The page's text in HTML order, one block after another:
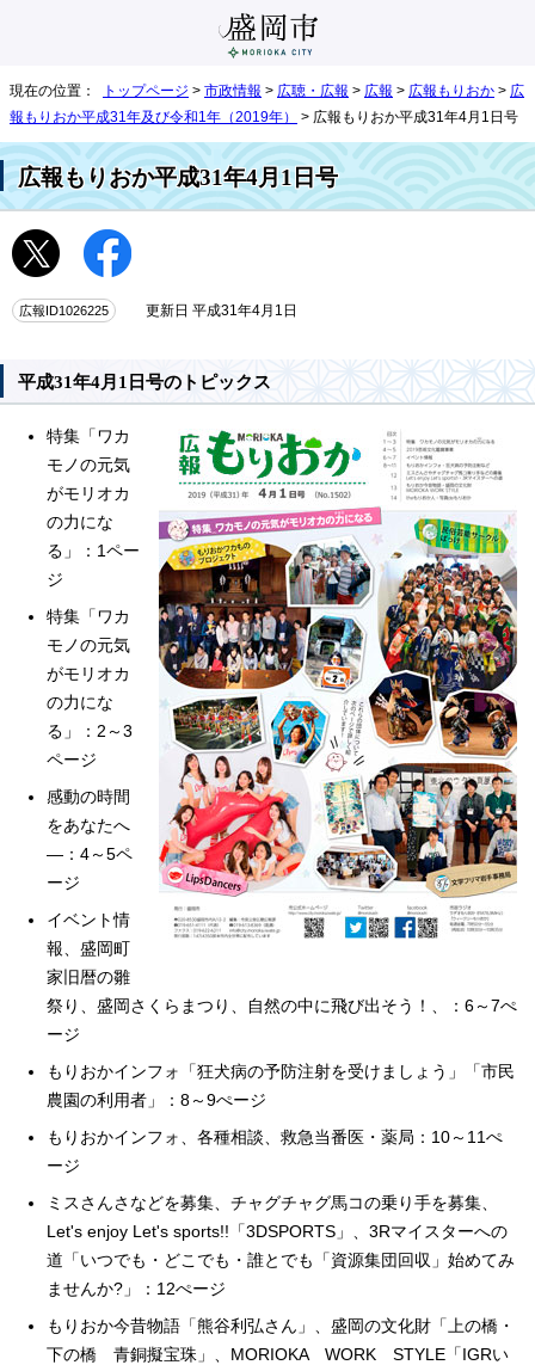
現在の位置： トップページ > 市政情報 > 広聴・広報 > 広報 > 広報もりおか > 広
報もりおか平成31年及び令和1年（2019年）
> 広報もりおか平成31年4月1日号
広報もりおか平成31年4月1日号
広報ID1026225 更新日 平成31年4月1日
平成31年4月1日号のトピックス
特集「ワカ
モノの元気
がモリオカ
の力にな
る」：1ペー
ジ
特集「ワカ
モノの元気
がモリオカ
の力にな
る」：2～3
ページ
感動の時間
をあなたへ
—：4～5ペ
ージ
イベント情
報、盛岡町
家旧暦の雛
祭り、盛岡さくらまつり、自然の中に飛び出そう！、：6～7ぺ
ージ
もりおかインフォ「狂犬病の予防注射を受けましょう」「市民
農園の利用者」：8～9ぺージ
もりおかインフォ、各種相談、救急当番医・薬局：10～11ぺ
ージ
ミスさんさなどを募集、チャグチャグ馬コの乗り手を募集、
Let's enjoy Let's sports!!「3DSPORTS」、3Rマイスターへの
道「いつでも・どこでも・誰とでも「資源集団回収」始めてみ
ませんか?」：12ぺージ
もりおか今昔物語「熊谷利弘さん」、盛岡の文化財「上の橋・
下の橋 青銅擬宝珠」、MORIOKA WORK STYLE「IGRい